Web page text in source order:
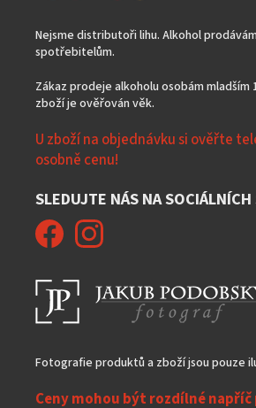
Nejsme distributoři lihu. Alkohol
spotřebitelům.
Zákaz prodeje alkoholu osobám
zboží je ověřován věk.
U zboží na objednávku si ověřte
osobně cenu!
SLEDUJTE NÁS NA
Fotografie produktů a zboží jsou pouze
Ceny mohou být rozdílné napříč